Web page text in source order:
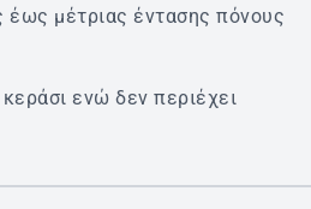
έως μέτριας έντασης πόνους
ενώ δεν περιέχει